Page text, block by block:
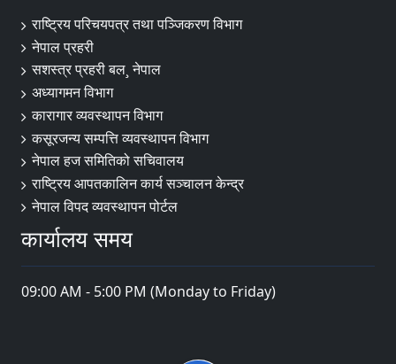
राष्ट्रिय परिचयपत्र तथा पञ्‍जिकरण विभाग
नेपाल प्रहरी
सशस्त्र प्रहरी बल¸ नेपाल
अध्यागमन विभाग
कारागार व्यवस्थापन विभाग
कसूरजन्य सम्पत्ति व्यवस्थापन विभाग
नेपाल हज समितिको सचिवालय
राष्ट्रिय आपतकालिन कार्य सञ्चालन केन्द्र
नेपाल विपद व्यवस्थापन पोर्टल
कार्यालय समय
09:00 AM - 5:00 PM (Monday to Friday)